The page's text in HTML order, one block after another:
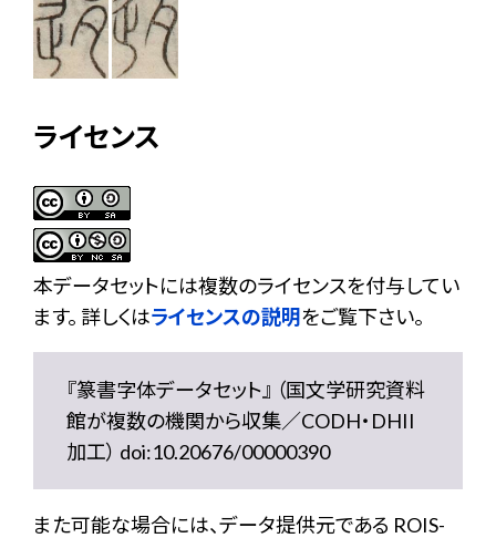
ライセンス
本データセットには複数のライセンスを付与してい
ます。 詳しくはライセンスの説明をご覧下さい。
『篆書字体データセット』 （国文学研究資料
館が複数の機関から収集／CODH・DHII
加工） doi:10.20676/00000390
また可能な場合には、データ提供元である ROIS-